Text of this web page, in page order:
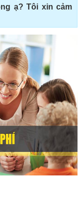
ạ? Tôi xin cảm